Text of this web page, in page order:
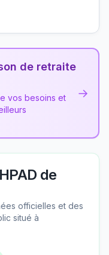
de retraite
vos besoins et
→
de
officielles et des
situé à